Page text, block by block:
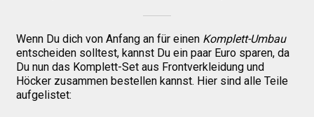
Wenn Du dich von Anfang an für einen Komplett-Umbau
entscheiden solltest, kannst Du ein paar Euro sparen, da
Du nun das Komplett-Set aus Frontverkleidung und
Höcker zusammen bestellen kannst. Hier sind alle Teile
aufgelistet: